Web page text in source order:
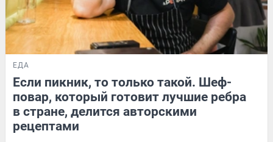
ЕДА
Если пикник, то только такой. Шеф-
повар, который готовит лучшие ребра
в стране, делится авторскими
рецептами